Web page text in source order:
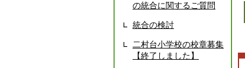
の統合に関するご質問
統合の検討
二村台小学校の校章募集
【終了しました】